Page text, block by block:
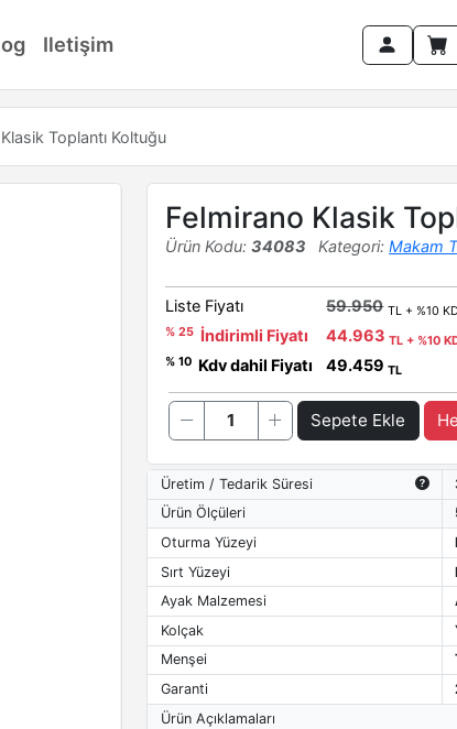
Iletişim
Toplantı Koltuğu
Felmirano Klasik
Ürün Kodu: 34083 Kategori:Makam
Liste Fiyatı 59.950 TL + %10
% 25 İndirimli Fiyatı 44.963TL + %10
% 10 Kdv dahil Fiyatı 49.459TL
Sepete Ekle
Üretim / Tedarik Süresi
Ürün Ölçüleri
Oturma Yüzeyi
Sırt Yüzeyi
Ayak Malzemesi
Kolçak
Menşei
Garanti
Ürün Açıklamaları